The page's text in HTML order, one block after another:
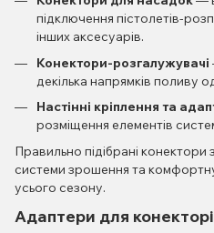
підключення пістолетів-
інших аксесуарів.
Конектори-розгалужувачі
декілька напрямків поливу
Настінні кріплення та
розміщення елементів
Правильно підібрані конектори
системи зрошення та
усього сезону.
Адаптери для